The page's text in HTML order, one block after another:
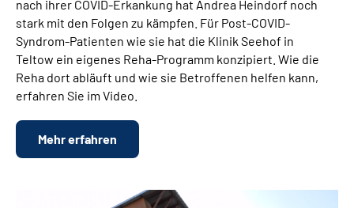
nach ihrer COVID-Erkankung hat Andrea Heindorf noch
stark mit den Folgen zu kämpfen. Für Post-COVID-
Syndrom-Patienten wie sie hat die Klinik Seehof in
Teltow ein eigenes Reha-Programm konzipiert. Wie die
Reha dort abläuft und wie sie Betroffenen helfen kann,
erfahren Sie im Video.
Mehr erfahren